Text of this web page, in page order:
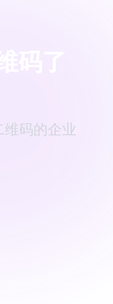
码的企业